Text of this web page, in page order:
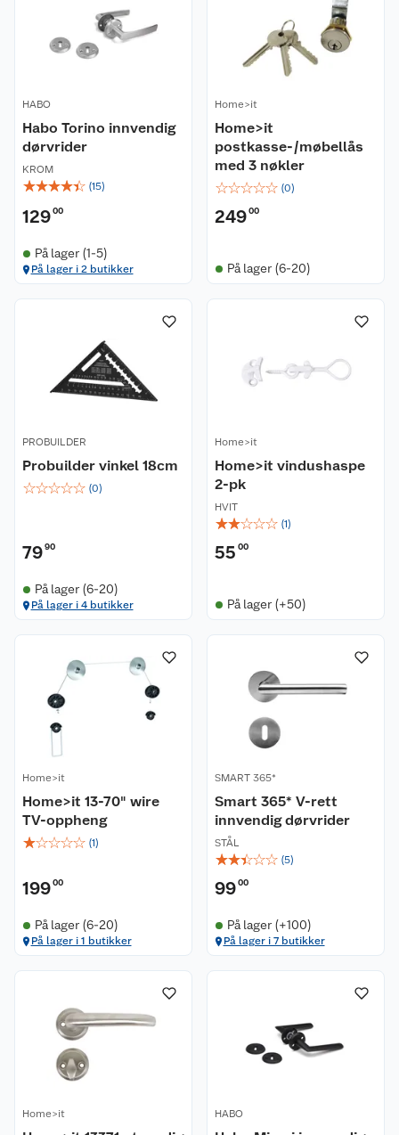
HABO
Habo Torino innvendig
dørvrider
KROM
☆☆☆☆☆ (15)
12900
På lager (1-5)
På lager i 2 butikker
Home>it
Home>it
postkasse-/møbellås
med 3 nøkler
☆☆☆☆☆ (0)
24900
På lager (6-20)
PROBUILDER
Probuilder vinkel 18cm
☆☆☆☆☆ (0)
7990
På lager (6-20)
På lager i 4 butikker
Home>it
Home>it vindushaspe
2-pk
HVIT
☆☆☆☆☆ (1)
55 00
På lager (+50)
Home>it
Home>it 13-70" wire
TV-oppheng
☆☆☆☆☆ (1)
19900
På lager (6-20)
På lager i 1 butikker
SMART 365*
Smart 365* V-rett
innvendig dørvrider
STÅL
☆☆☆☆☆ (5)
9900
På lager (+100)
På lager i 7 butikker
Home>it HABO